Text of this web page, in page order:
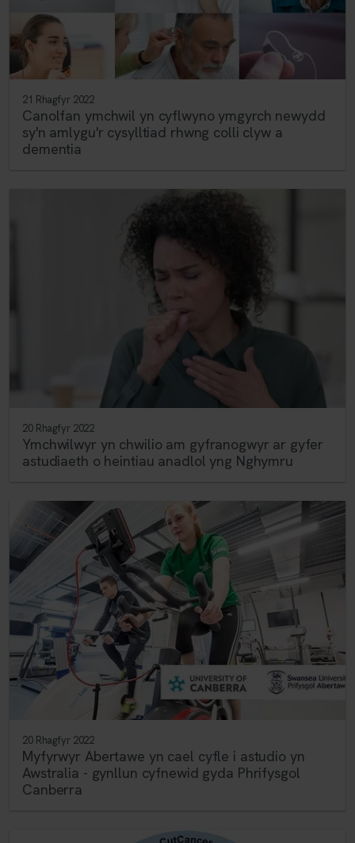
21 Rhagfyr 2022
Canolfan ymchwil yn cyflwyno ymgyrch newydd
sy'n amlygu'r cysylltiad rhwng colli clyw a
dementia
20 Rhagfyr 2022
Ymchwilwyr yn chwilio am gyfranogwyr ar gyfer
astudiaeth o heintiau anadlol yng Nghymru
20 Rhagfyr 2022
Myfyrwyr Abertawe yn cael cyfle i astudio yn
Awstralia - gynllun cyfnewid gyda Phrifysgol
Canberra